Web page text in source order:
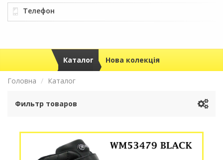
Телефон
Каталог Нова колекція
Головна Каталог
Фильтр товаров